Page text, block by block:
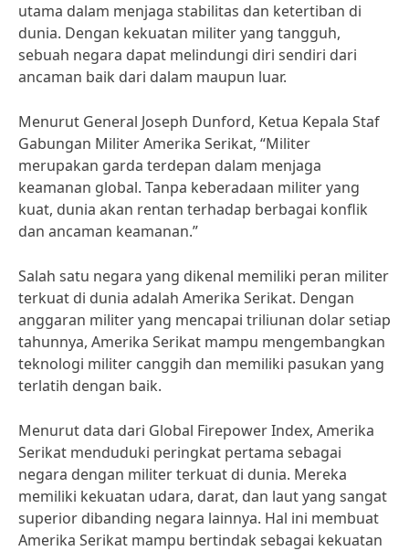
utama dalam menjaga stabilitas dan ketertiban di
dunia. Dengan kekuatan militer yang tangguh,
sebuah negara dapat melindungi diri sendiri dari
ancaman baik dari dalam maupun luar.
Menurut General Joseph Dunford, Ketua Kepala Staf
Gabungan Militer Amerika Serikat, “Militer
merupakan garda terdepan dalam menjaga
keamanan global. Tanpa keberadaan militer yang
kuat, dunia akan rentan terhadap berbagai konflik
dan ancaman keamanan.”
Salah satu negara yang dikenal memiliki peran militer
terkuat di dunia adalah Amerika Serikat. Dengan
anggaran militer yang mencapai triliunan dolar setiap
tahunnya, Amerika Serikat mampu mengembangkan
teknologi militer canggih dan memiliki pasukan yang
terlatih dengan baik.
Menurut data dari Global Firepower Index, Amerika
Serikat menduduki peringkat pertama sebagai
negara dengan militer terkuat di dunia. Mereka
memiliki kekuatan udara, darat, dan laut yang sangat
superior dibanding negara lainnya. Hal ini membuat
Amerika Serikat mampu bertindak sebagai kekuatan